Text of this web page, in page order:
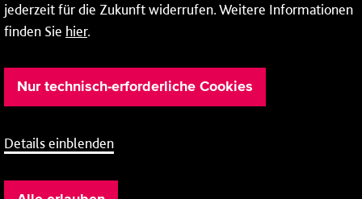
jederzeit für die Zukunft widerrufen. Weitere Informationen
finden Sie hier.
Nur technisch-erforderliche Cookies
Details einblenden